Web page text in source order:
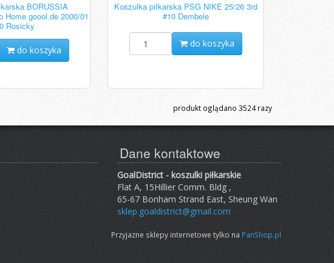
BORUSSIA
Home goool.de 2000/01
Rosicky
do koszyka
Koszulka piłkarska PSG NIKE 25/26 3rd
#10 Dembele
do koszyka
produkt oglądano 3524razy
Dane kontaktowe
GoalDistrict - koszulki piłkarskie
Flat A, 15Hillier Comm. Bldg ,
65-67 Bonham Strand East, Sheung Wan
sklep.goaldistrict@gmail.com
Przyjazne sklepy internetowe tylko na PanShop.pl